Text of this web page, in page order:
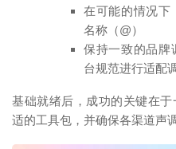
在可能的情况下
名称（@）
保持一致的品牌
台规范进行适配
基础就绪后，成功的关键在
适的工具包，并确保各渠道声